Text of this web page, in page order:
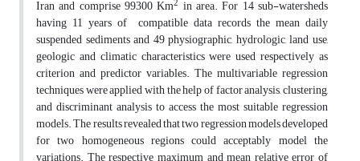
Iran and comprise 99300 Km2 in area. For 14 sub-watersheds
having 11 years of compatible data records the mean daily
suspended sediments and 49 physiographic, hydrologic, land use,
geologic and climatic characteristics were used respectively as
criterion and predictor variables. The multivariable regression
techniques were applied with the help of factor analysis, clustering,
and discriminant analysis to access the most suitable regression
models. The results revealed that two regression models developed
for two homogeneous regions could acceptably model the